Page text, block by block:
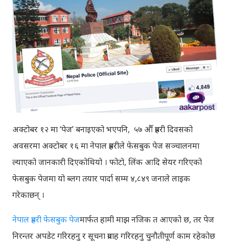
अक्टोबर १२ मा ‘पेज’ बनाइएको भएपनि, ५७ औँ प्रहरी दिवसको
अवसरमा अक्टोबर १६ मा नेपाल प्रहरीले फेसबुक पेज सञ्चालनमा
ल्याएको जानकारी दिएकोथियो । फोटो, लिंक आदि सेयर गरिएको
फेसबुक पेजमा यो ब्लग तयार पार्दा सम्म ४,८४९ जनाले लाइक
गरेकाछन् ।
नेपाल प्रहरी फेसबुक पेजमार्फत हामी माझ नजिक त आएको छ, तर पेज
निरन्तर अपडेट गरिरहनु र सूचना प्रवाह गरिरहनु चुनौतीपूर्ण काम रहेकोछ